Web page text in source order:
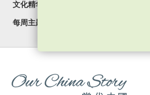
文化精华
每周主题